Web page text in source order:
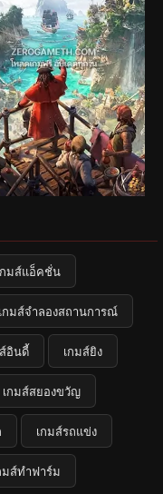
กมส์แอ็คชั่น
เกมส์จำลองสถานการณ์
อินดี้ เกมส์ยิง
เกมส์สยองขวัญ
เกมส์รถแข่ง
มส์ทำฟาร์ม